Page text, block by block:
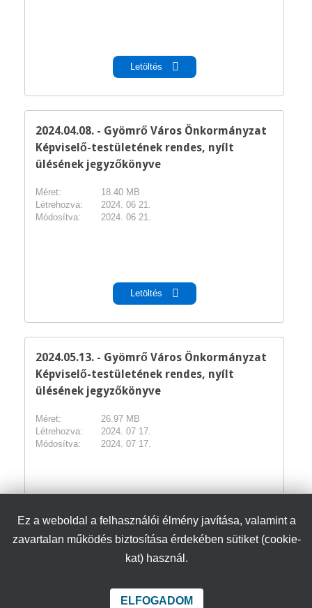
Letöltés
2024.04.08. - Gyömrő Város Önkormányzat
Képviselő-testületének rendes, nyílt
ülésének jegyzőkönyve
Méret:
18.40 MB
Létrehozva:
2024. 06 21.
Módosítva:
2024. 06 21.
Letöltés
2024.05.13. - Gyömrő Város Önkormányzat
Képviselő-testületének rendes, nyílt
ülésének jegyzőkönyve
Méret:
26.97 MB
Létrehozva:
2024. 07 17.
Módosítva:
2024. 07 17.
Letöltés
Képviselő-testületének rendes, nyílt
Ez a weboldal a felhasználói élmény javítása, valamint a
zavartalan működés biztosítása érdekében sütiket (cookie-
kat) használ.
ELFOGADOM